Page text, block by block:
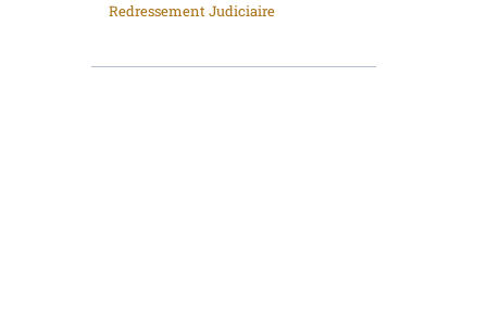
Redressement Judiciaire